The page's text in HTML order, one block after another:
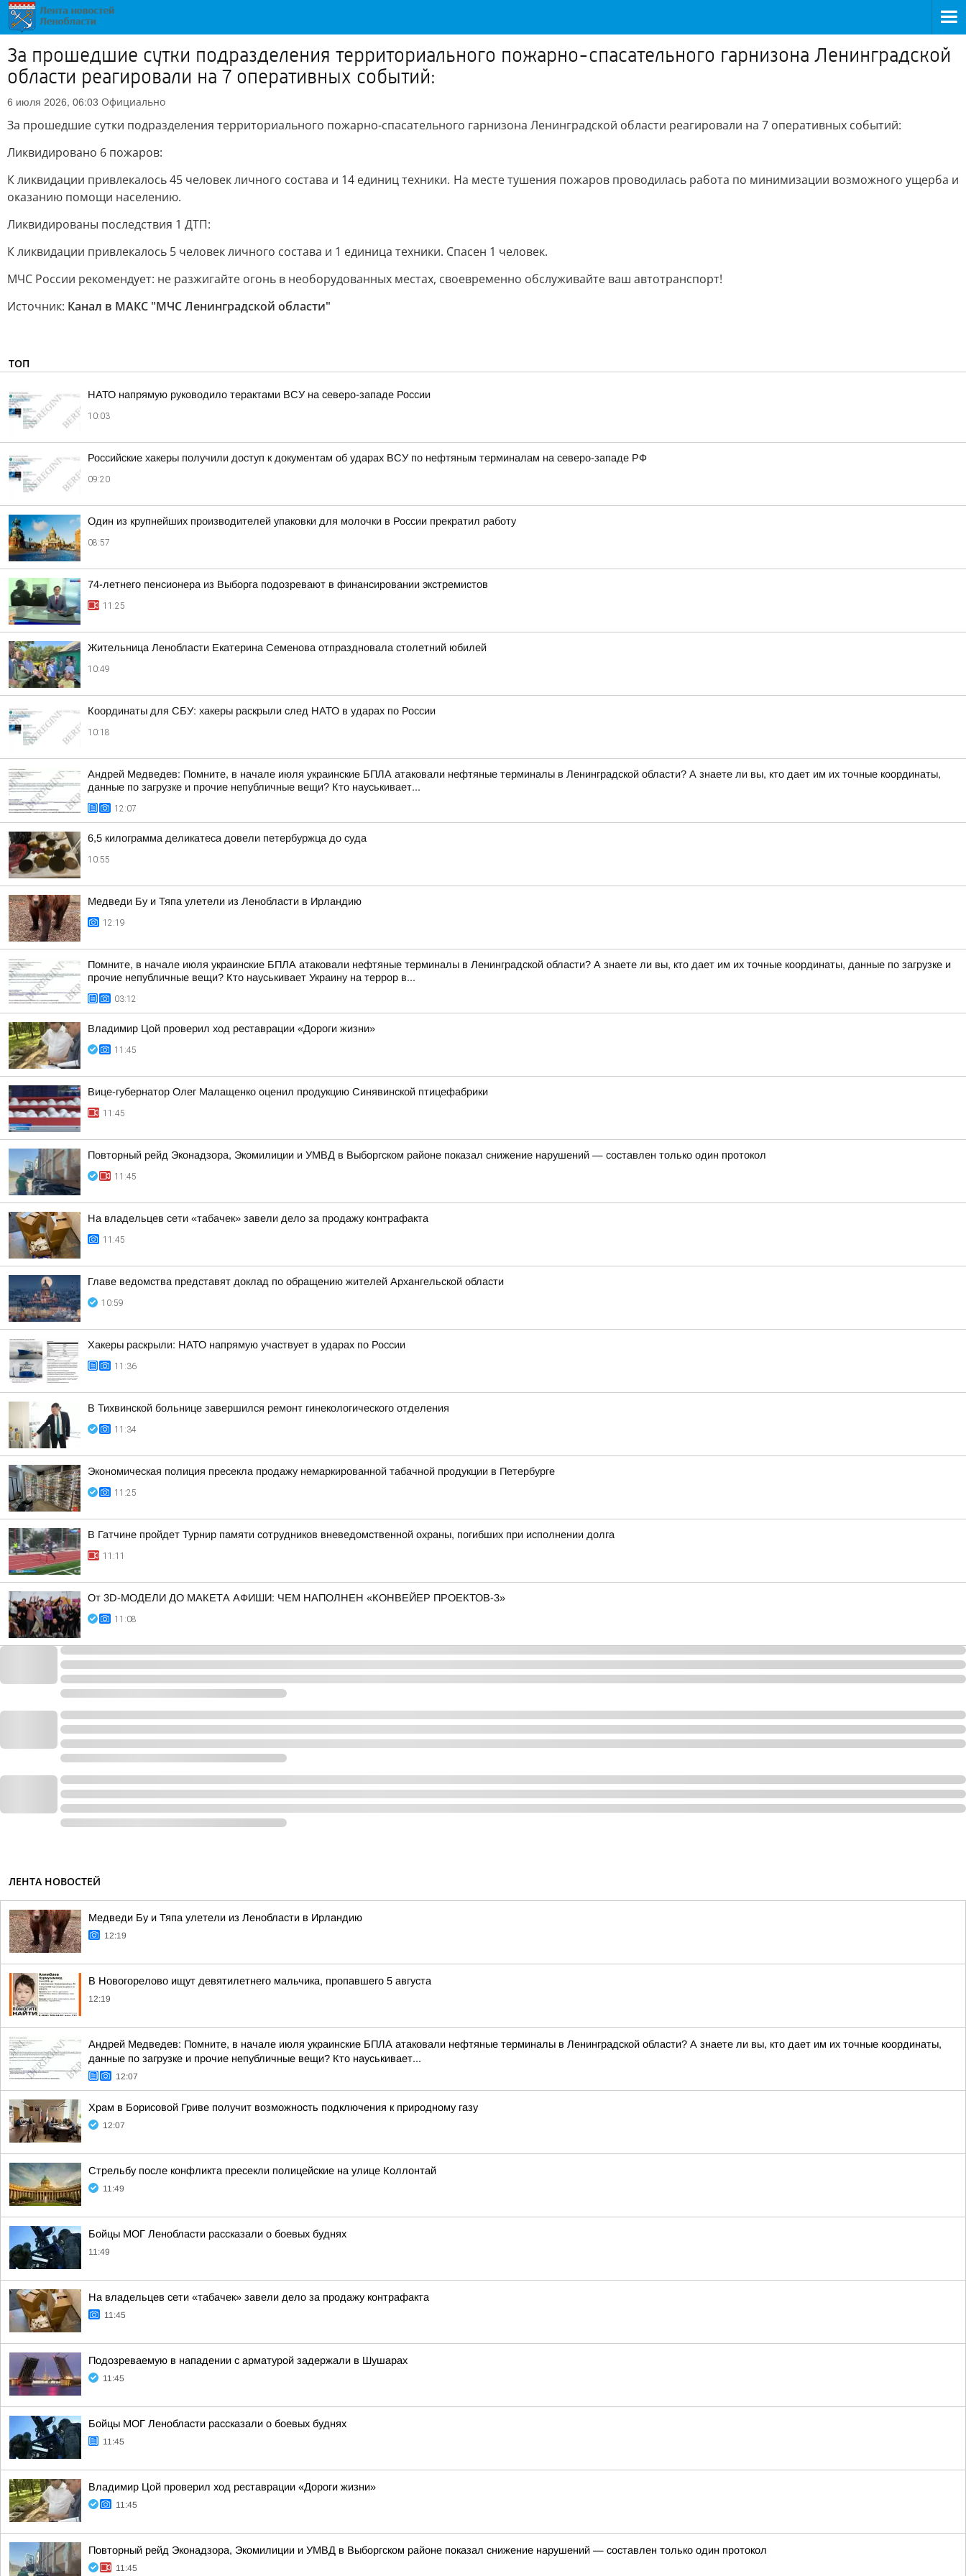
За прошедшие сутки подразделения территориального пожарно-спасательного гарнизона Ленинградской
области реагировали на 7 оперативных событий:
6 июля 2026, 06:03 Официально
За прошедшие сутки подразделения территориального пожарно-спасательного гарнизона Ленинградской области реагировали на 7 оперативных событий:
Ликвидировано 6 пожаров:
К ликвидации привлекалось 45 человек личного состава и 14 единиц техники. На месте тушения пожаров проводилась работа по минимизации возможного ущерба и
оказанию помощи населению.
Ликвидированы последствия 1 ДТП:
К ликвидации привлекалось 5 человек личного состава и 1 единица техники. Спасен 1 человек.
МЧС России рекомендует: не разжигайте огонь в необорудованных местах, своевременно обслуживайте ваш автотранспорт!
Источник: Канал в МАКС "МЧС Ленинградской области"
ТОП
НАТО напрямую руководило терактами ВСУ на северо-западе России
10:03
Российские хакеры получили доступ к документам об ударах ВСУ по нефтяным терминалам на северо-западе РФ
09:20
Один из крупнейших производителей упаковки для молочки в России прекратил работу
08:57
74-летнего пенсионера из Выборга подозревают в финансировании экстремистов
11:25
Жительница Ленобласти Екатерина Семенова отпраздновала столетний юбилей
10:49
Координаты для СБУ: хакеры раскрыли след НАТО в ударах по России
10:18
Андрей Медведев: Помните, в начале июля украинские БПЛА атаковали нефтяные терминалы в Ленинградской области? А знаете ли вы, кто дает им их точные координаты,
данные по загрузке и прочие непубличные вещи? Кто науськивает...
12:07
6,5 килограмма деликатеса довели петербуржца до суда
10:55
Медведи Бу и Тяпа улетели из Ленобласти в Ирландию
12:19
Помните, в начале июля украинские БПЛА атаковали нефтяные терминалы в Ленинградской области? А знаете ли вы, кто дает им их точные координаты, данные по загрузке и
прочие непубличные вещи? Кто науськивает Украину на террор в...
03:12
Владимир Цой проверил ход реставрации «Дороги жизни»
11:45
Вице-губернатор Олег Малащенко оценил продукцию Синявинской птицефабрики
11:45
Повторный рейд Эконадзора, Экомилиции и УМВД в Выборгском районе показал снижение нарушений — составлен только один протокол
11:45
На владельцев сети «табачек» завели дело за продажу контрафакта
11:45
Главе ведомства представят доклад по обращению жителей Архангельской области
10:59
Хакеры раскрыли: НАТО напрямую участвует в ударах по России
11:36
В Тихвинской больнице завершился ремонт гинекологического отделения
11:34
Экономическая полиция пресекла продажу немаркированной табачной продукции в Петербурге
11:25
В Гатчине пройдет Турнир памяти сотрудников вневедомственной охраны, погибших при исполнении долга
11:11
От 3D-МОДЕЛИ ДО МАКЕТА АФИШИ: ЧЕМ НАПОЛНЕН «КОНВЕЙЕР ПРОЕКТОВ-3»
11:08
ЛЕНТА НОВОСТЕЙ
Медведи Бу и Тяпа улетели из Ленобласти в Ирландию
12:19
В Новогорелово ищут девятилетнего мальчика, пропавшего 5 августа
12:19
Андрей Медведев: Помните, в начале июля украинские БПЛА атаковали нефтяные терминалы в Ленинградской области? А знаете ли вы, кто дает им их точные координаты,
данные по загрузке и прочие непубличные вещи? Кто науськивает...
12:07
Храм в Борисовой Гриве получит возможность подключения к природному газу
12:07
Стрельбу после конфликта пресекли полицейские на улице Коллонтай
11:49
Бойцы МОГ Ленобласти рассказали о боевых буднях
11:49
На владельцев сети «табачек» завели дело за продажу контрафакта
11:45
Подозреваемую в нападении с арматурой задержали в Шушарах
11:45
Бойцы МОГ Ленобласти рассказали о боевых буднях
11:45
Владимир Цой проверил ход реставрации «Дороги жизни»
11:45
Повторный рейд Эконадзора, Экомилиции и УМВД в Выборгском районе показал снижение нарушений — составлен только один протокол
11:45